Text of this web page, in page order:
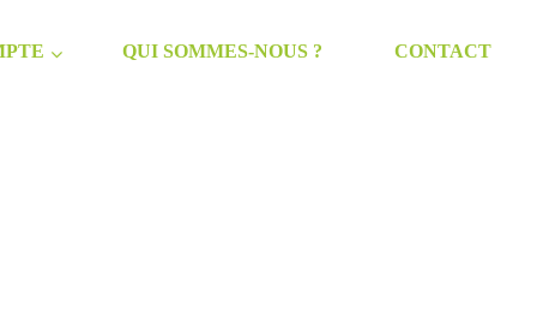
QUI SOMMES-NOUS ? CONTACT